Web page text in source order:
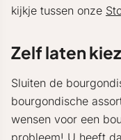
kijkje tussen onze
Zelf laten
Sluiten de
bourgondische
wensen voor een
probleem! U heeft